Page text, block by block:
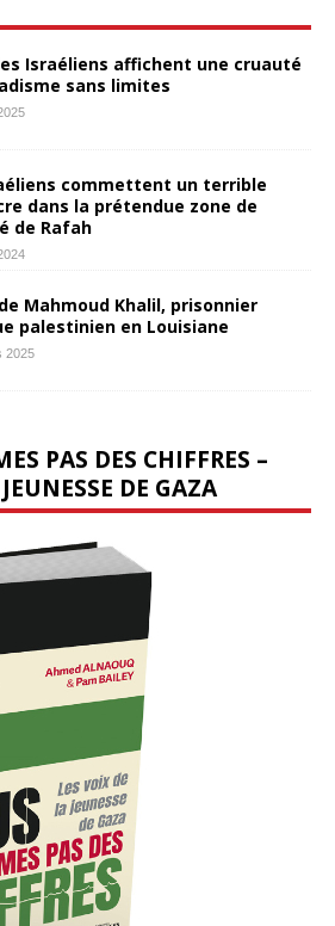
Israéliens affichent une cruauté
sans limites
commettent un terrible
dans la prétendue zone de
de Rafah
Mahmoud Khalil, prisonnier
palestinien en Louisiane
2025
PAS DES CHIFFRES –
DE GAZA